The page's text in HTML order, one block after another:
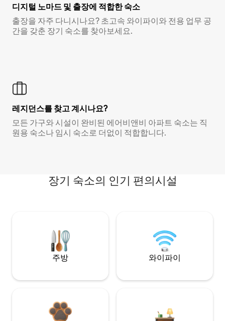
디지털 노마드 및 출장에 적합한 숙소
출장을 자주 다니시나요? 초고속 와이파이와 전용 업무 공
간을 갖춘 장기 숙소를 찾아보세요.
레지던스를 찾고 계시나요?
모든 가구와 시설이 완비된 에어비앤비 아파트 숙소는 직
원용 숙소나 임시 숙소로 더없이 적합합니다.
장기 숙소의 인기 편의시설
주방 와이파이